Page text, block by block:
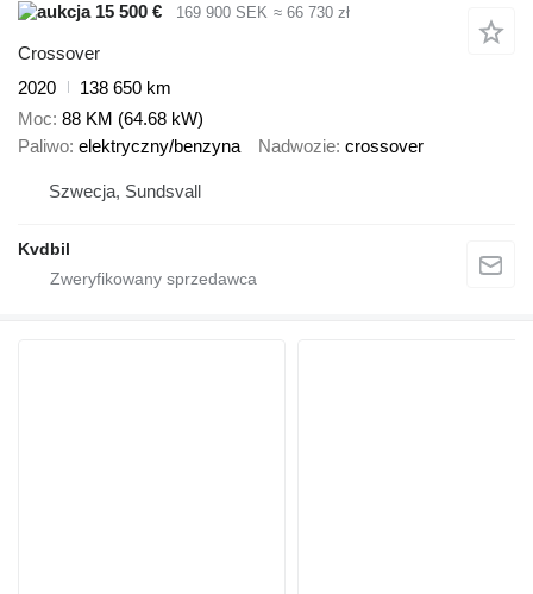
15 500 €
169 900 SEK ≈ 66 730 zł
Crossover
2020
138 650 km
Moc 88 KM (64.68 kW)
Paliwo elektryczny/benzyna Nadwozie crossover
Szwecja, Sundsvall
Kvdbil